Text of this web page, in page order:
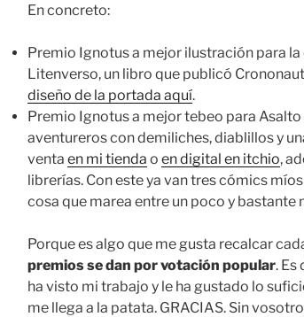
En concreto:
Premio Ignotus a mejor ilustración para
Litenverso, un libro que publicó
diseño de la portada aquí.
Premio Ignotus a mejor tebeo para
aventureros con demiliches, diablillos y
venta en mi tienda o en digital en itchio,
librerías. Con este ya van tres cómics
cosa que marea entre un poco y bastante
Porque es algo que me gusta recalcar
premios se dan por votación popular. Es
ha visto mi trabajo y le ha gustado lo
me llega a la patata. GRACIAS. Sin